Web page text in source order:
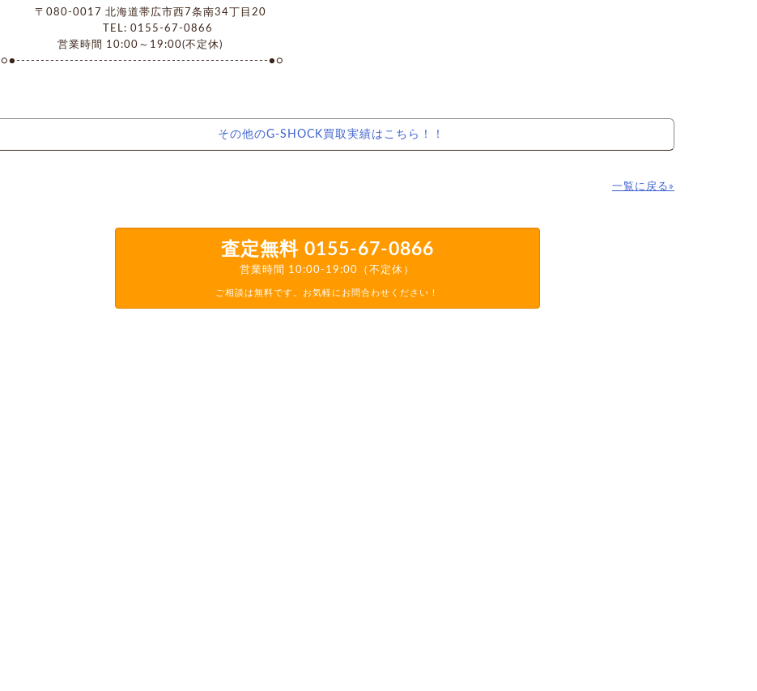
〒080-0017 北海道帯広市西7条南34丁目20
TEL: 0155-67-0866
営業時間 10:00～19:00(不定休)
○●----------------------------------------------------●○
その他のG-SHOCK買取実績はこちら！！
一覧に戻る»
査定無料 0155-67-0866
営業時間 10:00-19:00（不定休）
ご相談は無料です。お気軽にお問合わせください！